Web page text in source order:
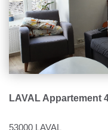
LAVAL Appartement
53000 LAVAL